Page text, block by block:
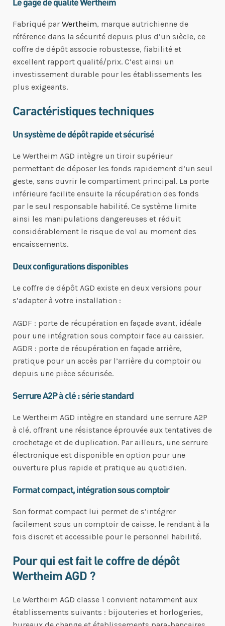
Fabriqué par Wertheim, marque autrichienne de
référence dans la sécurité depuis plus d’un siècle, ce
coffre de dépôt associe robustesse, fiabilité et
excellent rapport qualité/prix. C’est ainsi un
investissement durable pour les établissements les
plus exigeants.
Caractéristiques techniques
Un système de dépôt rapide et sécurisé
Le Wertheim AGD intègre un tiroir supérieur
permettant de déposer les fonds rapidement d’un seul
geste, sans ouvrir le compartiment principal. La porte
inférieure facilite ensuite la récupération des fonds
par le seul responsable habilité. Ce système limite
ainsi les manipulations dangereuses et réduit
considérablement le risque de vol au moment des
encaissements.
Deux configurations disponibles
Le coffre de dépôt AGD existe en deux versions pour
s’adapter à votre installation :
AGDF : porte de récupération en façade avant, idéale
pour une intégration sous comptoir face au caissier.
AGDR : porte de récupération en façade arrière,
pratique pour un accès par l’arrière du comptoir ou
depuis une pièce sécurisée.
Serrure A2P à clé : série standard
Le Wertheim AGD intègre en standard une serrure A2P
à clé, offrant une résistance éprouvée aux tentatives de
crochetage et de duplication. Par ailleurs, une serrure
électronique est disponible en option pour une
ouverture plus rapide et pratique au quotidien.
Format compact, intégration sous comptoir
Son format compact lui permet de s’intégrer
facilement sous un comptoir de caisse, le rendant à la
fois discret et accessible pour le personnel habilité.
Pour qui est fait le coffre de dépôt
Wertheim AGD ?
Le Wertheim AGD classe 1 convient notamment aux
établissements suivants : bijouteries et horlogeries,